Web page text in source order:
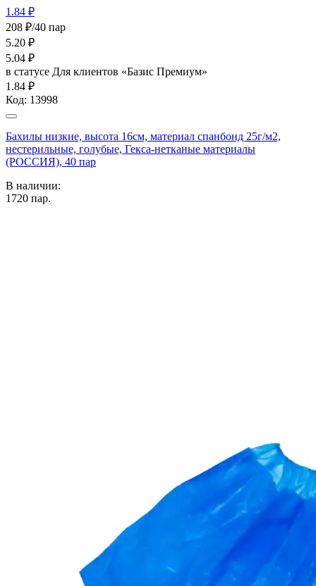
1.84 ₽
208 ₽/40 пар
5.20 ₽
5.04 ₽
в статусе Для клиентов «Базис Премиум»
1.84 ₽
Код: 13998
Бахилы низкие, высота 16см, материал спанбонд 25г/м2,
нестерильные, голубые, Гекса-нетканые материалы
(РОССИЯ), 40 пар
В наличии:
1720 пар.